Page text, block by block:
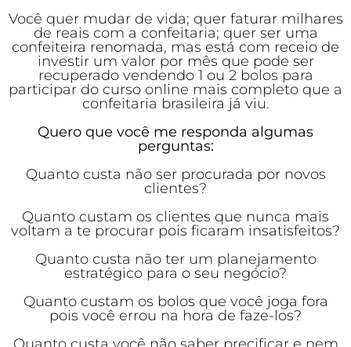
Você quer mudar de vida; quer faturar milhares
de reais com a confeitaria; quer ser uma
confeiteira renomada, mas está com receio de
investir um valor por mês que pode ser
recuperado vendendo 1 ou 2 bolos para
participar do curso online mais completo que a
confeitaria brasileira já viu.
Quero que você me responda algumas
perguntas:
Quanto custa não ser procurada por novos
clientes?
Quanto custam os clientes que nunca mais
voltam a te procurar pois ficaram insatisfeitos?
Quanto custa não ter um planejamento
estratégico para o seu negócio?
Quanto custam os bolos que você joga fora
pois você errou na hora de faze-los?